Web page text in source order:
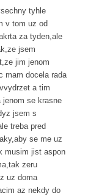
tyhle
v tom uz od
za tyden,ale
jsem
jim jenom
mam docela rada
a tim
jenom se krasne
jsem s
treba pred
se me uz
musim jist aspon
zeru
uz doma
az nekdy do